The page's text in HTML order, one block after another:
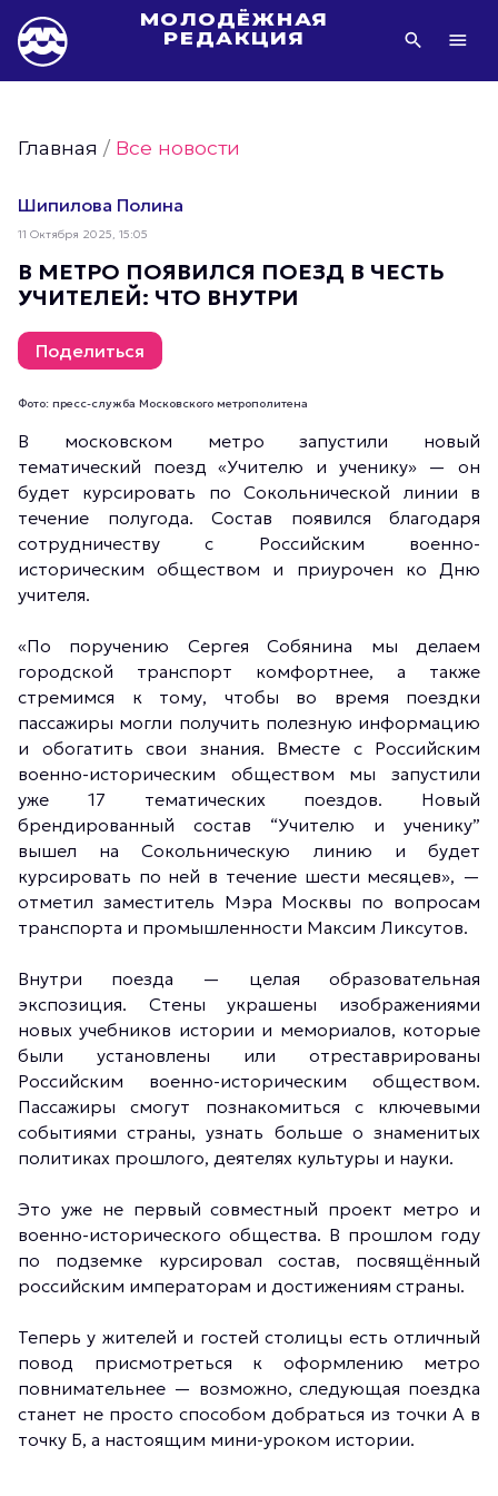
МОЛОДЁЖНАЯ
РЕДАКЦИЯ
Фото Молодёжи Москвы
Фотогалереи Молодёжи Москвы
Статьи Молодёжи Москвы
Молодёжь Москвы культурная
Молодёжь Москвы спортивная
Молодёжь Москвы в движении
Молодёжь Москвы здоровая
Молодёжь Москвы туристическая
Все новости
Главная /Все новости
Шипилова Полина
11 Октября 2025, 15:05
В МЕТРО ПОЯВИЛСЯ ПОЕЗД В ЧЕСТЬ
УЧИТЕЛЕЙ: ЧТО ВНУТРИ
Поделиться
Фото: пресс-служба Московского метрополитена
В московском метро запустили новый
тематический поезд «Учителю и ученику» — он
будет курсировать по Сокольнической линии в
течение полугода. Состав появился благодаря
сотрудничеству с Российским военно-
историческим обществом и приурочен ко Дню
учителя.
«По поручению Сергея Собянина мы делаем
городской транспорт комфортнее, а также
стремимся к тому, чтобы во время поездки
пассажиры могли получить полезную информацию
и обогатить свои знания. Вместе с Российским
военно-историческим обществом мы запустили
уже 17 тематических поездов. Новый
брендированный состав “Учителю и ученику”
вышел на Сокольническую линию и будет
курсировать по ней в течение шести месяцев», —
отметил заместитель Мэра Москвы по вопросам
транспорта и промышленности Максим Ликсутов.
Внутри поезда — целая образовательная
экспозиция. Стены украшены изображениями
новых учебников истории и мемориалов, которые
были установлены или отреставрированы
Российским военно-историческим обществом.
Пассажиры смогут познакомиться с ключевыми
событиями страны, узнать больше о знаменитых
политиках прошлого, деятелях культуры и науки.
Это уже не первый совместный проект метро и
военно-исторического общества. В прошлом году
по подземке курсировал состав, посвящённый
российским императорам и достижениям страны.
Теперь у жителей и гостей столицы есть отличный
повод присмотреться к оформлению метро
повнимательнее — возможно, следующая поездка
станет не просто способом добраться из точки А в
точку Б, а настоящим мини-уроком истории.